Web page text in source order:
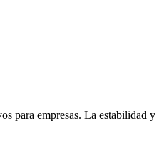
para empresas. La estabilidad y